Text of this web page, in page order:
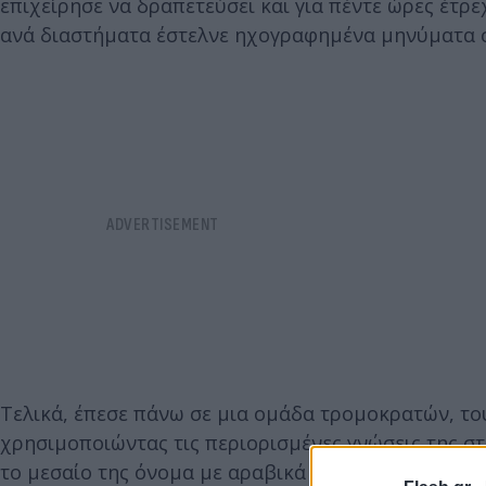
επιχείρησε να δραπετεύσει και για πέντε ώρες
ανά διαστήματα έστελνε ηχογραφημένα μηνύματα
Τελικά, έπεσε πάνω σε μια ομάδα τρομοκρατών,
χρησιμοποιώντας τις περιορισμένες γνώσεις της
το μεσαίο της όνομα με αραβικά γράμματα, καθώς